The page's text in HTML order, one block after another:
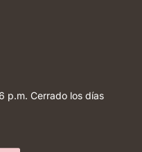
p.m. Cerrado los días